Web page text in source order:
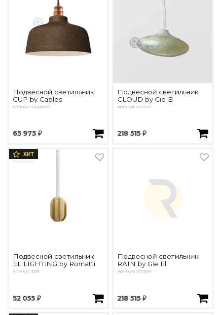
Подвесной светильник
CUP by Cables
Артикул: OPD0087
65 975 ₽
Подвесной светильник
CLOUD by Gie El
Артикул: OPD625
218 515 ₽
ХИТ
Подвесной светильник
EL LIGHTING by Romatti
Артикул: 3336
52 055 ₽
Подвесной светильник
RAIN by Gie El
Артикул: OPD599
218 515 ₽